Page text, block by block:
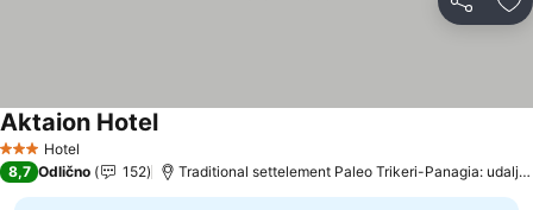
Deli
3 Zvezdice
Hotel
Aktaion Hotel
8,7 Odlično 152 Traditional settelement Paleo Trikeri-Panagia: udaljenost 12.2 km